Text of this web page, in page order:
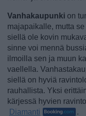
Vanhakaupunki on
majapaikalle, mutta
siellä ole kovin
sinne voi mennä
ilmoilla sen ja muun
vaellella.
siellä on hyviä
rauhallista. Yksi
kärjessä hyvien
Diamanti
.